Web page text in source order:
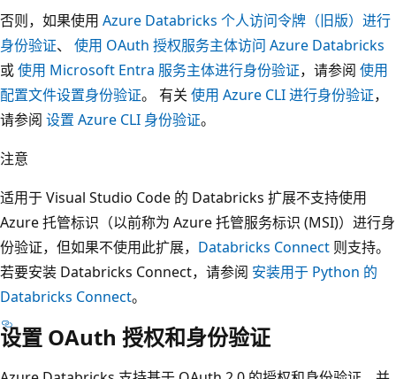
否则，如果使用 Azure Databricks 个人访问令牌（旧版）进行
身份验证、 使用 OAuth 授权服务主体访问 Azure Databricks
或使用 Microsoft Entra 服务主体进行身份验证，请参阅 使用
配置文件设置身份验证。 有关 使用 Azure CLI 进行身份验证，
请参阅 设置 Azure CLI 身份验证。
注意
适用于 Visual Studio Code 的 Databricks 扩展不支持使用
Azure 托管标识（以前称为 Azure 托管服务标识 (MSI)）进行身
份验证，但如果不使用此扩展， Databricks Connect 则支持。
若要安装 Databricks Connect，请参阅 安装用于 Python 的
Databricks Connect。
设置 OAuth 授权和身份验证